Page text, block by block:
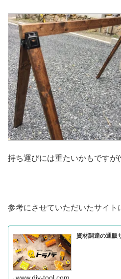
持ち運びには重たいかもですが
参考にさせていただいたサイト
資材調達の通販